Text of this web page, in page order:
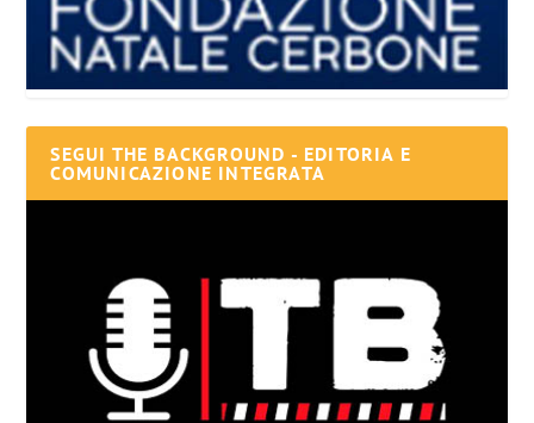
SEGUI THE BACKGROUND - EDITORIA E
COMUNICAZIONE INTEGRATA